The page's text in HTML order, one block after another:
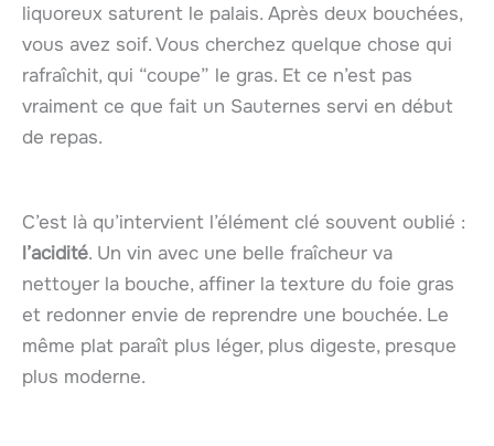
liquoreux saturent le palais. Après deux bouchées,
vous avez soif. Vous cherchez quelque chose qui
rafraîchit, qui “coupe” le gras. Et ce n’est pas
vraiment ce que fait un Sauternes servi en début
de repas.
C’est là qu’intervient l’élément clé souvent oublié :
l’acidité. Un vin avec une belle fraîcheur va
nettoyer la bouche, affiner la texture du foie gras
et redonner envie de reprendre une bouchée. Le
même plat paraît plus léger, plus digeste, presque
plus moderne.